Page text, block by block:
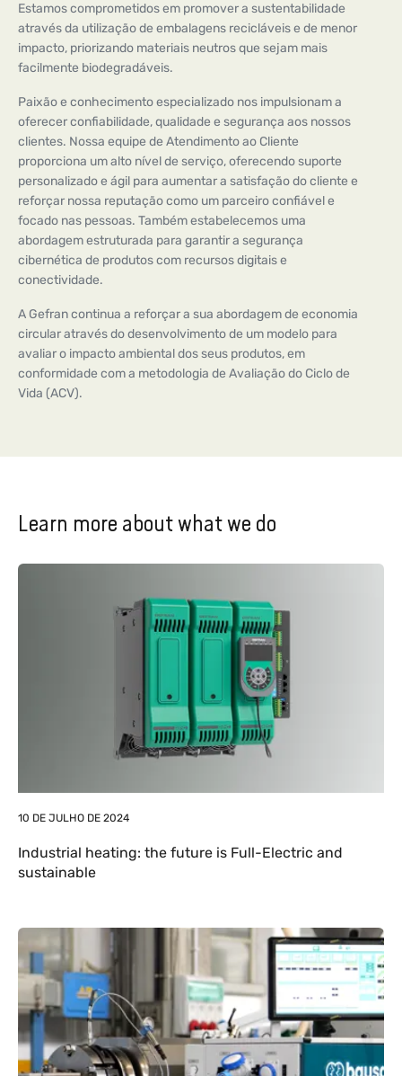
Estamos comprometidos em promover a sustentabilidade
através da utilização de embalagens recicláveis ​​e de menor
impacto, priorizando materiais neutros que sejam mais
facilmente biodegradáveis.
Paixão e conhecimento especializado nos impulsionam a
oferecer confiabilidade, qualidade e segurança aos nossos
clientes. Nossa equipe de Atendimento ao Cliente
proporciona um alto nível de serviço, oferecendo suporte
personalizado e ágil para aumentar a satisfação do cliente e
reforçar nossa reputação como um parceiro confiável e
focado nas pessoas. Também estabelecemos uma
abordagem estruturada para garantir a segurança
cibernética de produtos com recursos digitais e
conectividade.
A Gefran continua a reforçar a sua abordagem de economia
circular através do desenvolvimento de um modelo para
avaliar o impacto ambiental dos seus produtos, em
conformidade com a metodologia de Avaliação do Ciclo de
Vida (ACV).
Learn more about what we do
10 DE JULHO DE 2024
Industrial heating: the future is Full-Electric and
sustainable